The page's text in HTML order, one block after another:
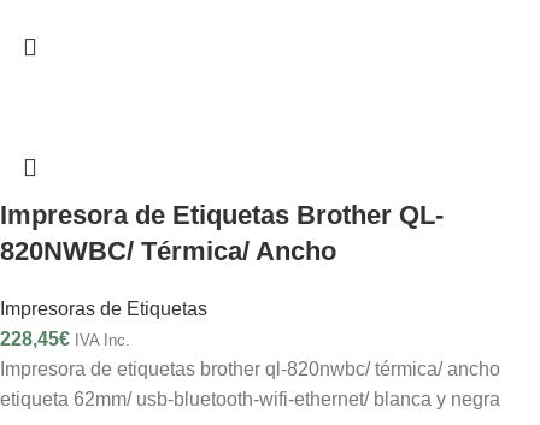
Impresora de Etiquetas Brother QL-
820NWBC/ Térmica/ Ancho
Impresoras de Etiquetas
228,45€ IVA Inc.
Impresora de etiquetas brother ql-820nwbc/ térmica/ ancho
etiqueta 62mm/ usb-bluetooth-wifi-ethernet/ blanca y negra